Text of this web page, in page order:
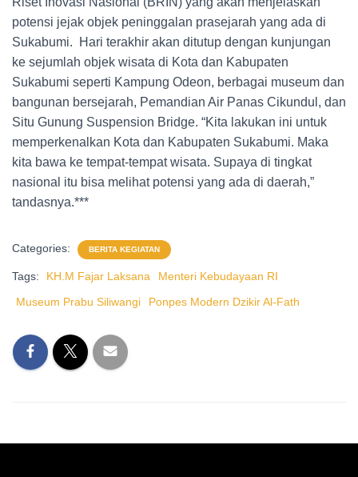
potensi jejak objek peninggalan prasejarah yang ada di
Sukabumi. Hari terakhir akan ditutup dengan kunjungan
ke sejumlah objek wisata di Kota dan Kabupaten
Sukabumi seperti Kampung Odeon, berbagai museum dan
bangunan bersejarah, Pemandian Air Panas Cikundul, dan
Situ Gunung Suspension Bridge. “Kita lakukan ini untuk
memperkenalkan Kota dan Kabupaten Sukabumi. Maka
kita bawa ke tempat-tempat wisata. Supaya di tingkat
nasional itu bisa melihat potensi yang ada di daerah,”
tandasnya.***
Categories: BERITA KEGIATAN
Tags: KH.M Fajar Laksana
Menteri Kebudayaan RI
Museum Prabu Siliwangi
Ponpes Modern Dzikir Al-Fath